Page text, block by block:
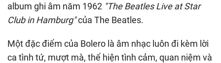
album ghi âm năm 1962 "The Beatles Live at Star
Club in Hamburg"của The Beatles.
Một đặc điểm của Bolero là âm nhạc luôn đi kèm lời
ca tình tứ, mượt mà, thể hiện tình cảm, quan niệm và